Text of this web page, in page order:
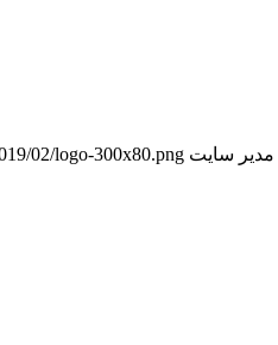
مدیر سایت 02/logo-300x80.png